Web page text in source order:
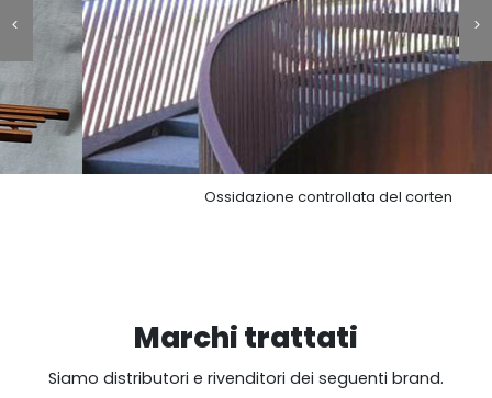
Ossidazione controllata del corten
Marchi trattati
Siamo distributori e rivenditori dei seguenti brand.